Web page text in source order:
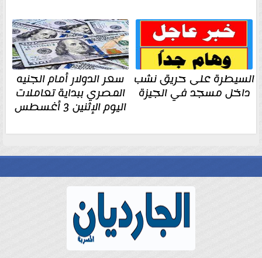
السيطرة على حريق نشب
داخل مسجد في الجيزة
سعر الدولار أمام الجنيه
المصري ببداية تعاملات
اليوم الإثنين 3 أغسطس